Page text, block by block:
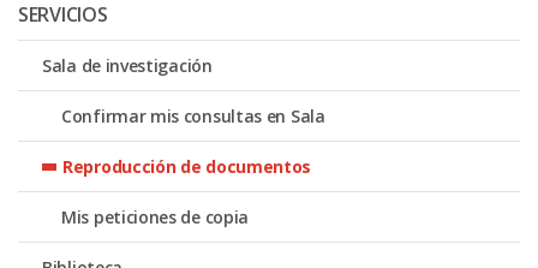
SERVICIOS
Sala de investigación
Confirmar mis consultas en Sala
Reproducción de documentos
Mis peticiones de copia